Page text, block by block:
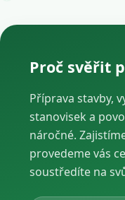
Proč svěřit
Příprava stavby,
stanovisek a
náročné.
provedeme vás
soustředíte na